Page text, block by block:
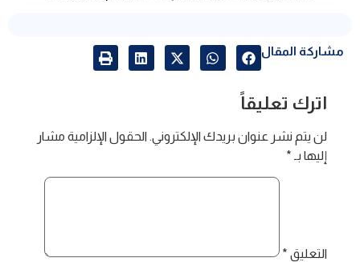
مشاركة المقال
اترك تعليقاً
لن يتم نشر عنوان بريدك الإلكتروني. الحقول الإلزامية مشار
إليها بـ *
التعليق *